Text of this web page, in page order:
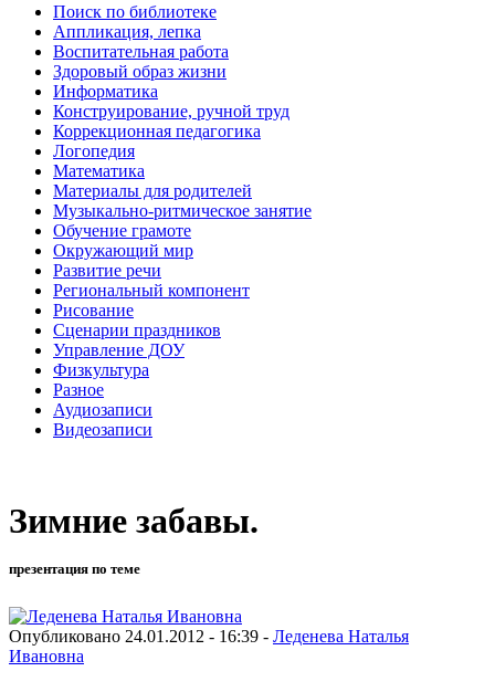
Поиск по библиотеке
Аппликация, лепка
Воспитательная работа
Здоровый образ жизни
Информатика
Конструирование, ручной труд
Коррекционная педагогика
Логопедия
Математика
Материалы для родителей
Музыкально-ритмическое занятие
Обучение грамоте
Окружающий мир
Развитие речи
Региональный компонент
Рисование
Сценарии праздников
Управление ДОУ
Физкультура
Разное
Аудиозаписи
Видеозаписи
Зимние забавы.
презентация по теме
Опубликовано 24.01.2012 - 16:39 - Леденева Наталья
Ивановна